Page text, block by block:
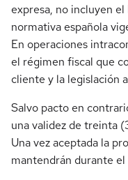
expresa, no incluyen
normativa española
En operaciones
el régimen fiscal que
cliente y la legislación
Salvo pacto en
una validez de treinta
Una vez aceptada la
mantendrán durante